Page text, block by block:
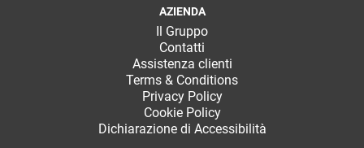
AZIENDA
Il Gruppo
Contatti
Assistenza clienti
Terms & Conditions
Privacy Policy
Cookie Policy
Dichiarazione di Accessibilità